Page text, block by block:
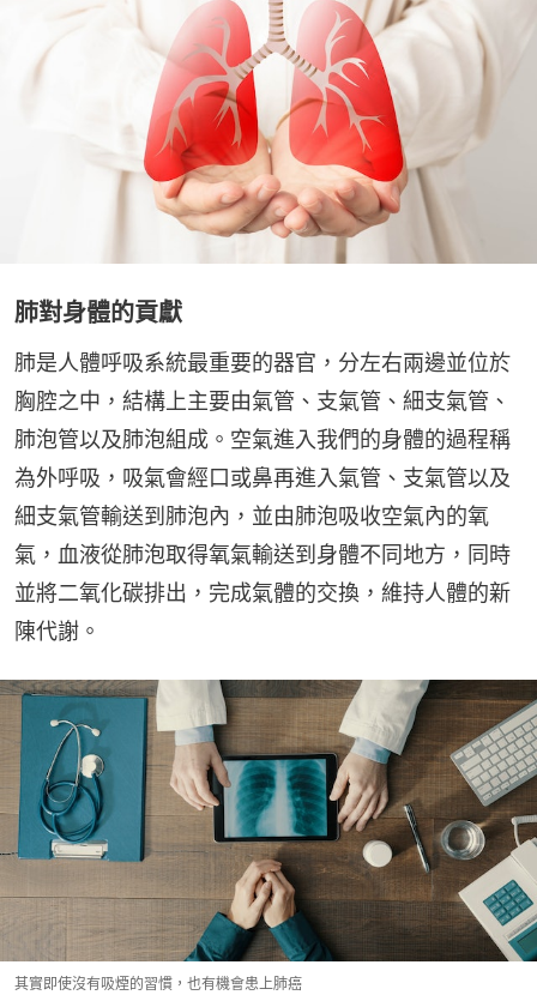
肺對身體的貢獻
肺是人體呼吸系統最重要的器官，分左右兩邊並位於
胸腔之中，結構上主要由氣管、支氣管、細支氣管、
肺泡管以及肺泡組成。空氣進入我們的身體的過程稱
為外呼吸，吸氣會經口或鼻再進入氣管、支氣管以及
細支氣管輸送到肺泡內，並由肺泡吸收空氣內的氧
氣，血液從肺泡取得氧氣輸送到身體不同地方，同時
並將二氧化碳排出，完成氣體的交換，維持人體的新
陳代謝。
其實即使沒有吸煙的習慣，也有機會患上肺癌